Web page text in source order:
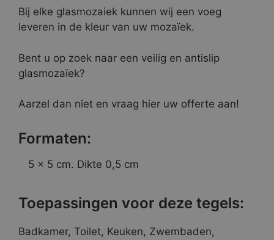
Bij elke glasmozaiek kunnen wij een voeg
leveren in de kleur van uw mozaïek.
Bent u op zoek naar een veilig en antislip
glasmozaïek?
Aarzel dan niet en vraag hier uw offerte aan!
Formaten:
5 x 5 cm. Dikte 0,5 cm
Toepassingen voor deze tegels:
Badkamer, Toilet, Keuken, Zwembaden,